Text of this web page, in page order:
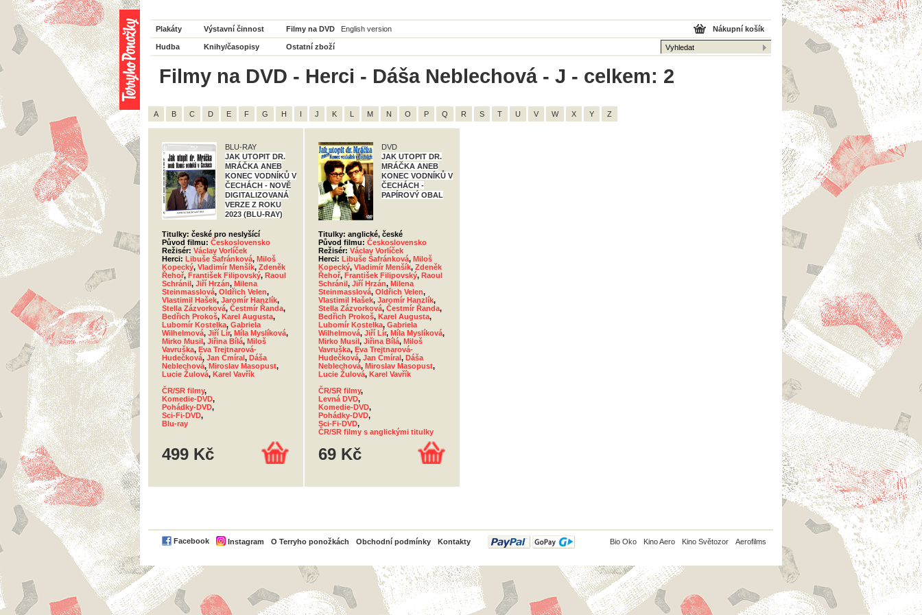
Plakáty Výstavní činnost Filmy na DVD English version
Hudba Knihy/časopisy Ostatní zboží
Nákupní košík
Filmy na DVD - Herci - Dáša Neblechová - J - celkem: 2
A B C D E F G H I J K L M N O P Q R S T U V W X Y Z
BLU-RAY
JAK UTOPIT DR.
MRÁČKA ANEB
KONEC VODNÍKŮ V
ČECHÁCH - NOVĚ
DIGITALIZOVANÁ
VERZE Z ROKU
2023 (BLU-RAY)
Titulky: české pro neslyšící
Původ filmu: Československo
Režisér: Václav Vorlíček
Herci: Libuše Šafránková, Miloš
Kopecký, Vladimír Menšík, Zdeněk
Řehoř, František Filipovský, Raoul
Schránil, Jiří Hrzán, Milena
Steinmasslová, Oldřich Velen,
Vlastimil Hašek, Jaromír Hanzlík,
Stella Zázvorková, Čestmír Řanda,
Bedřich Prokoš, Karel Augusta,
Lubomír Kostelka, Gabriela
Wilhelmová, Jiří Lír, Míla Myslíková,
Mirko Musil, Jiřina Bílá, Miloš
Vavruška, Eva Trejtnarová-
Hudečková, Jan Cmíral, Dáša
Neblechová, Miroslav Masopust,
Lucie Žulová, Karel Vavřík
ČR/SR filmy,
Komedie-DVD,
Pohádky-DVD,
Sci-Fi-DVD,
Blu-ray
499 Kč
DVD
JAK UTOPIT DR.
MRÁČKA ANEB
KONEC VODNÍKŮ V
ČECHÁCH -
PAPÍROVÝ OBAL
Titulky: anglické, české
Původ filmu: Československo
Režisér: Václav Vorlíček
Herci: Libuše Šafránková, Miloš
Kopecký, Vladimír Menšík, Zdeněk
Řehoř, František Filipovský, Raoul
Schránil, Jiří Hrzán, Milena
Steinmasslová, Oldřich Velen,
Vlastimil Hašek, Jaromír Hanzlík,
Stella Zázvorková, Čestmír Řanda,
Bedřich Prokoš, Karel Augusta,
Lubomír Kostelka, Gabriela
Wilhelmová, Jiří Lír, Míla Myslíková,
Mirko Musil, Jiřina Bílá, Miloš
Vavruška, Eva Trejtnarová-
Hudečková, Jan Cmíral, Dáša
Neblechová, Miroslav Masopust,
Lucie Žulová, Karel Vavřík
ČR/SR filmy,
Levná DVD,
Komedie-DVD,
Pohádky-DVD,
Sci-Fi-DVD,
ČR/SR filmy s anglickými titulky
69 Kč
Facebook Instagram O Terryho ponožkách Obchodní podmínky Kontakty
PayPal Bio Oko Kino Aero Kino Světozor Aerofilms